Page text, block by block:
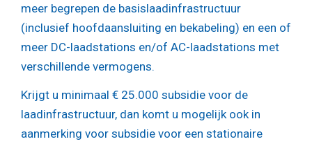
meer begrepen de basislaadinfrastructuur
(inclusief hoofdaansluiting en bekabeling) en een of
meer DC-laadstations en/of AC-laadstations met
verschillende vermogens.
Krijgt u minimaal € 25.000 subsidie voor de
laadinfrastructuur, dan komt u mogelijk ook in
aanmerking voor subsidie voor een stationaire